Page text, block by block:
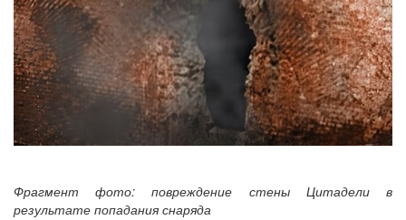
Фрагмент фото: повреждение стены Цитадели в
результате попадания снаряда